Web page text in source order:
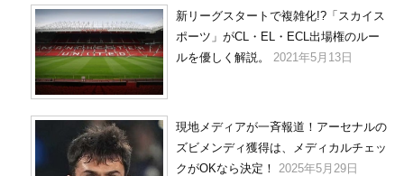
新リーグスタートで複雑化!?「スカイス
ポーツ」がCL・EL・ECL出場権のルー
ルを優しく解説。
2021年5月13日
現地メディアが一斉報道！アーセナルの
ズビメンディ獲得は、メディカルチェッ
クがOKなら決定！
2025年5月29日